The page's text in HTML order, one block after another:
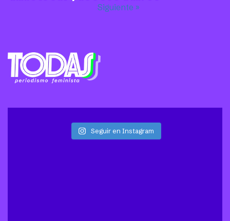
Siguiente »
Seguir en Instagram